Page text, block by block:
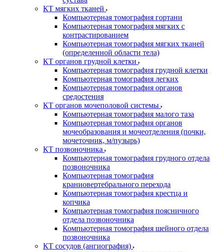
КТ мягких тканей
Компьютерная томография гортани
Компьютерная томография мягких с
контрастированием
Компьютерная томография мягких тканей
(определенной области тела)
КТ органов грудной клетки
Компьютерная томография грудной клетки
Компьютерная томография легких
Компьютерная томография органов
средостения
КТ органов мочеполовой системы
Компьютерная томография малого таза
Компьютерная томография органов
мочеобразования и мочеотделения (почки,
мочеточник, м/пузырь)
КТ позвоночника
Компьютерная томография грудного отдела
позвоночника
Компьютерная томография
краниовертебрального перехода
Компьютерная томография крестца и
копчика
Компьютерная томография поясничного
отдела позвоночника
Компьютерная томография шейного отдела
позвоночника
КТ сосудов (ангиография)